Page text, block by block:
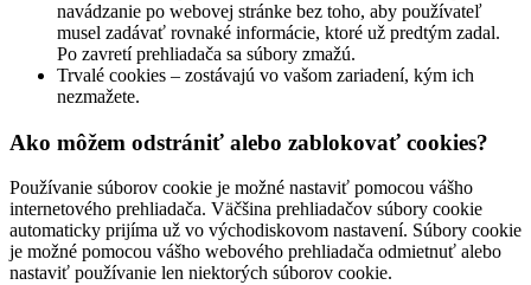
navádzanie po webovej stránke bez toho, aby používateľ
musel zadávať rovnaké informácie, ktoré už predtým zadal.
Po zavretí prehliadača sa súbory zmažú.
Trvalé cookies – zostávajú vo vašom zariadení, kým ich
nezmažete.
Ako môžem odstrániť alebo zablokovať cookies?
Používanie súborov cookie je možné nastaviť pomocou vášho
internetového prehliadača. Väčšina prehliadačov súbory cookie
automaticky prijíma už vo východiskovom nastavení. Súbory cookie
je možné pomocou vášho webového prehliadača odmietnuť alebo
nastaviť používanie len niektorých súborov cookie.